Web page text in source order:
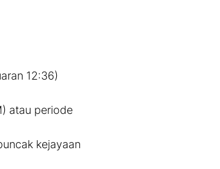
12:36)
atau periode
kejayaan